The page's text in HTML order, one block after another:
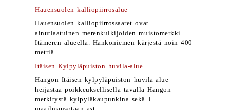
Hauensuolen kalliopiirrosalue
Hauensuolen kalliopiirrossaaret ovat
ainutlaatuinen merenkulkijoiden muistomerkki
Itämeren alueella. Hankoniemen kärjestä noin 400
metriä ...
Itäisen Kylpyläpuiston huvila-alue
Hangon Itäisen kylpyläpuiston huvila-alue
heijastaa poikkeuksellisella tavalla Hangon
merkitystä kylpyläkaupunkina sekä I